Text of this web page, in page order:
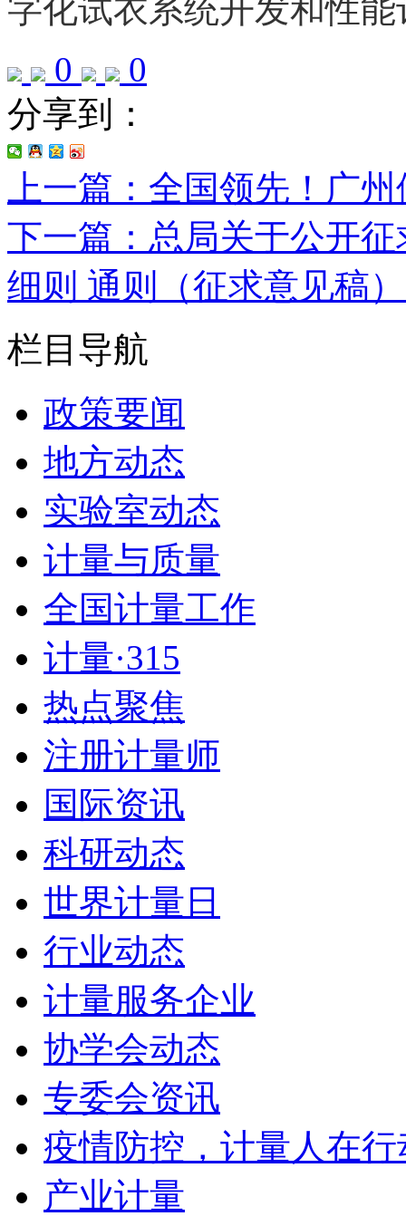
字化试衣系统开发和性能
0
0
分享到：
上一篇：全国领先！广
下一篇：总局关于公开
细则 通则（征求意见稿
栏目导航
政策要闻
地方动态
实验室动态
计量与质量
全国计量工作
计量·315
热点聚焦
注册计量师
国际资讯
科研动态
世界计量日
行业动态
计量服务企业
协学会动态
专委会资讯
疫情防控，计量人在行
产业计量